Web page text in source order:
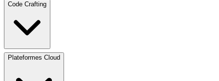
Code Crafting
Plateformes Cloud